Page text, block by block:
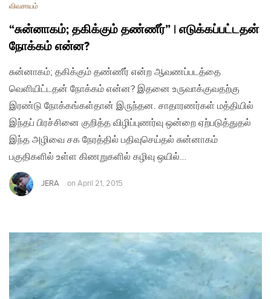
விவசாயம்
“சுன்னாகம்; தகிக்கும் தண்ணீர்” | எடுக்கப்பட்டதன்
நோக்கம் என்ன?
சுன்னாகம்; தகிக்கும் தண்ணீர் என்ற ஆவணப்படத்தை
வெளியிட்டதன் நோக்கம் என்ன? இதனை உருவாக்குவதற்கு
இரண்டு நோக்கங்கள்தான் இருந்தன. சாதாரணர்கள் மத்தியில்
இந்தப் பிரச்சினை குறித்த விழிப்புணர்வு ஒன்றை ஏற்படுத்துதல்
இந்த அழிவை சக நேரத்தில் பதிவுசெய்தல் சுன்னாகம்
பகுதிகளில் உள்ள கிணறுகளில் கழிவு ஒயில்…
JERA on April 21, 2015